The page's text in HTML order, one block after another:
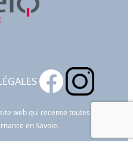
web qui recense toutes les
en Savoie.